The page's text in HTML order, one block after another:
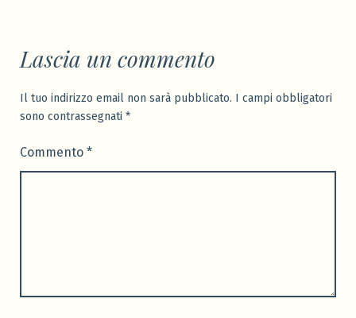
Lascia un commento
Il tuo indirizzo email non sarà pubblicato. I campi obbligatori
sono contrassegnati *
Commento *